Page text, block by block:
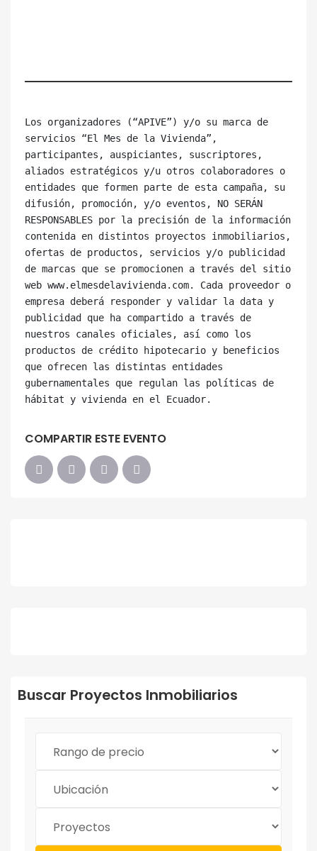
Los organizadores (“APIVE”) y/o su marca de
servicios “El Mes de la Vivienda”,
participantes, auspiciantes, suscriptores,
aliados estratégicos y/u otros colaboradores o
entidades que formen parte de esta campaña, su
difusión, promoción, y/o eventos, NO SERÁN
RESPONSABLES por la precisión de la información
contenida en distintos proyectos inmobiliarios,
ofertas de productos, servicios y/o publicidad
de marcas que se promocionen a través del sitio
web www.elmesdelavivienda.com. Cada proveedor o
empresa deberá responder y validar la data y
publicidad que ha compartido a través de
nuestros canales oficiales, así como los
productos de crédito hipotecario y beneficios
que ofrecen las distintas entidades
gubernamentales que regulan las políticas de
COMPARTIR ESTE EVENTO
Buscar Proyectos Inmobiliarios